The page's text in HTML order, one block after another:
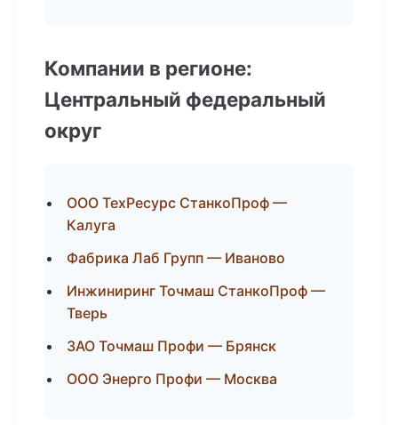
Компании в регионе:
Центральный федеральный
округ
ООО ТехРесурс СтанкоПроф —
Калуга
Фабрика Лаб Групп — Иваново
Инжиниринг Точмаш СтанкоПроф —
Тверь
ЗАО Точмаш Профи — Брянск
ООО Энерго Профи — Москва